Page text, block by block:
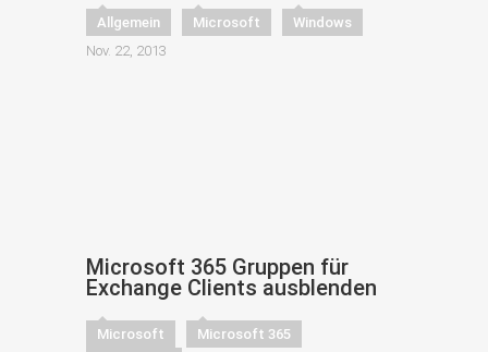
Allgemein Microsoft
Windows
Nov. 22, 2013
Microsoft 365 Gruppen für
Exchange Clients ausblenden
Microsoft
Microsoft 365